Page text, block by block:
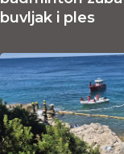
buvljak i ples